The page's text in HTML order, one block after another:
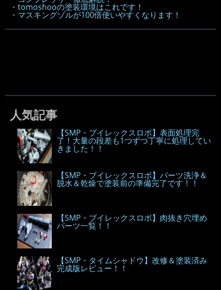
・tomoshooの塗装環境はこれです！
・マスキングゾルが100倍使いやすくなります！
人気記事
【SMP・ブイレックスロボ】表面処理完
了！大量の段差も1つずつ丁寧に処理してい
きました！！
【SMP・ブイレックスロボ】パーツ洗浄＆
脱水＆乾燥で塗装前の準備完了です！！
【SMP・ブイレックスロボ】肉抜き穴埋め
パーツ一覧！！
【SMP・タイムシャドウ】改修＆塗装済み
完成版レビュー！！